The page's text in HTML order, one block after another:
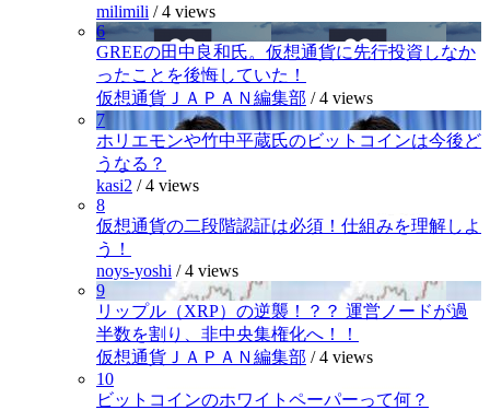
milimili /4 views
6
GREEの田中良和氏。仮想通貨に先行投資しなか
ったことを後悔していた！
仮想通貨ＪＡＰＡＮ編集部 /4 views
7
ホリエモンや竹中平蔵氏のビットコインは今後ど
うなる？
kasi2 /4 views
8
仮想通貨の二段階認証は必須！仕組みを理解しよ
う！
noys-yoshi /4 views
9
リップル（XRP）の逆襲！？？ 運営ノードが過
半数を割り、非中央集権化へ！！
仮想通貨ＪＡＰＡＮ編集部 /4 views
10
ビットコインのホワイトペーパーって何？